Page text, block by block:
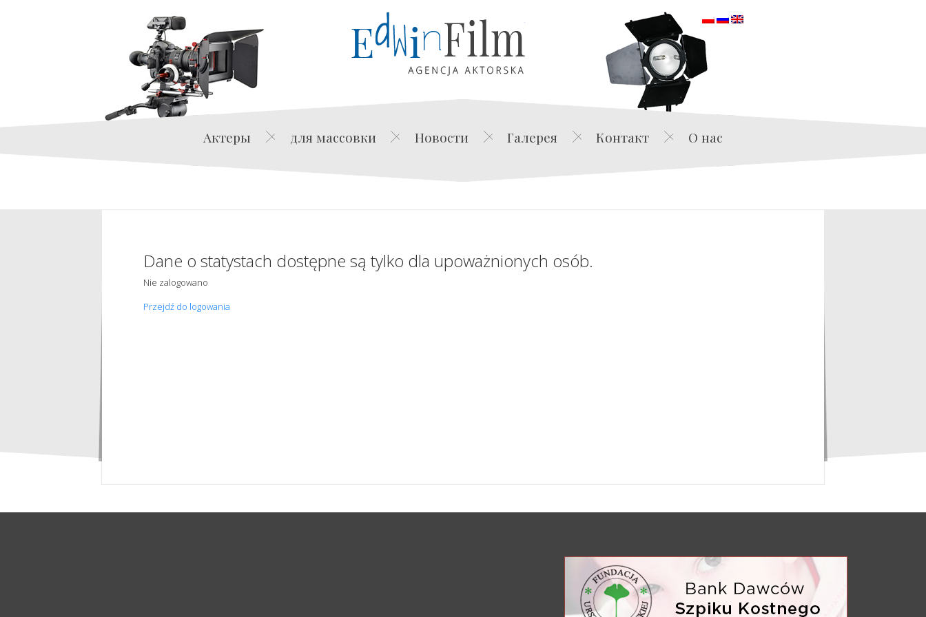
Edwin Film Agencja Aktorska
Актеры для массовки Новости Галерея Контакт О нас
Dane o statystach dostępne są tylko dla upoważnionych osób.
Nie zalogowano
Przejdź do logowania